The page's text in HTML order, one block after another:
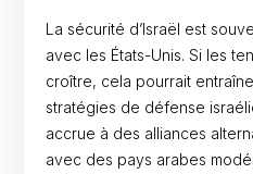
La sécurité d’Israël est
avec les États-Unis. Si les
croître, cela pourrait
stratégies de défense
accrue à des alliances
avec des pays arabes